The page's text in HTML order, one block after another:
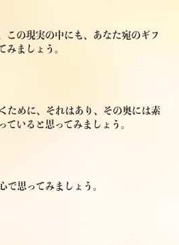
この現実の中にも、あなた宛のギフ
みましょう。
ために、それはあり、その奥には素
ていると思ってみましょう。
で思ってみましょう。